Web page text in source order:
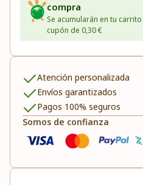
compra
Se acumularán en tu
cupón de 0,30 €
Atención personalizada
Envíos garantizados
Pagos 100% seguros
Somos de confianza